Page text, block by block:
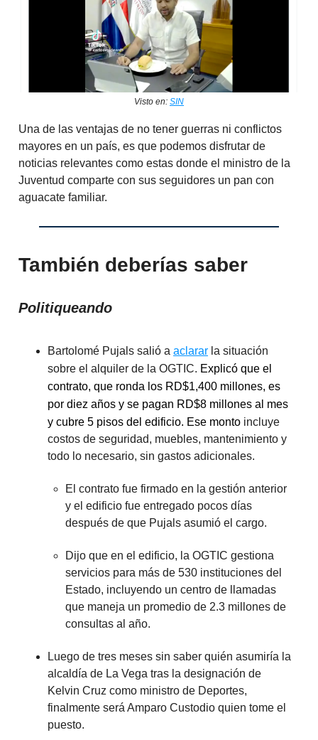
Visto en: SIN
Una de las ventajas de no tener guerras ni conflictos
mayores en un país, es que podemos disfrutar de
noticias relevantes como estas donde el ministro de la
Juventud comparte con sus seguidores un pan con
aguacate familiar.
También deberías saber
Politiqueando
Bartolomé Pujals salió a aclarar la situación
sobre el alquiler de la OGTIC. Explicó que el
contrato, que ronda los RD$1,400 millones, es
por diez años y se pagan RD$8 millones al mes
y cubre 5 pisos del edificio. Ese monto incluye
costos de seguridad, muebles, mantenimiento y
todo lo necesario, sin gastos adicionales.
El contrato fue firmado en la gestión anterior
y el edificio fue entregado pocos días
después de que Pujals asumió el cargo.
Dijo que en el edificio, la OGTIC gestiona
servicios para más de 530 instituciones del
Estado, incluyendo un centro de llamadas
que maneja un promedio de 2.3 millones de
consultas al año.
Luego de tres meses sin saber quién asumiría la
alcaldía de La Vega tras la designación de
Kelvin Cruz como ministro de Deportes,
finalmente será Amparo Custodio quien tome el
puesto.